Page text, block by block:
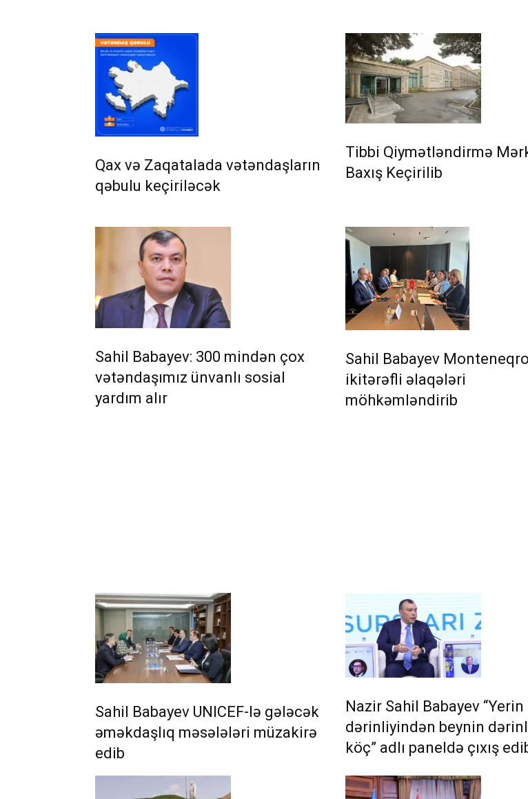
Qax və Zaqatalada vətəndaşların
qəbulu keçiriləcək
Tibbi Qiymətləndirmə
Baxış Keçirilib
Sahil Babayev: 300 mindən çox
vətəndaşımız ünvanlı sosial
yardım alır
Sahil Babayev
ikitərəfli əlaqələri
möhkəmləndirib
Sahil Babayev UNICEF-lə gələcək
əməkdaşlıq məsələləri müzakirə
edib
Nazir Sahil Babayev “Yerin
dərinliyindən beynin
köç” adlı paneldə çıxış